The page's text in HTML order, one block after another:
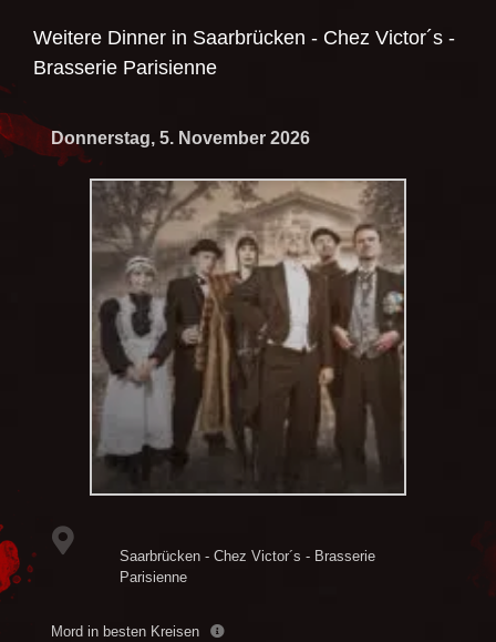
Weitere Dinner in Saarbrücken - Chez Victor´s -
Brasserie Parisienne
Donnerstag, 5. November 2026
Saarbrücken - Chez Victor´s - Brasserie
Parisienne
Mord in besten Kreisen